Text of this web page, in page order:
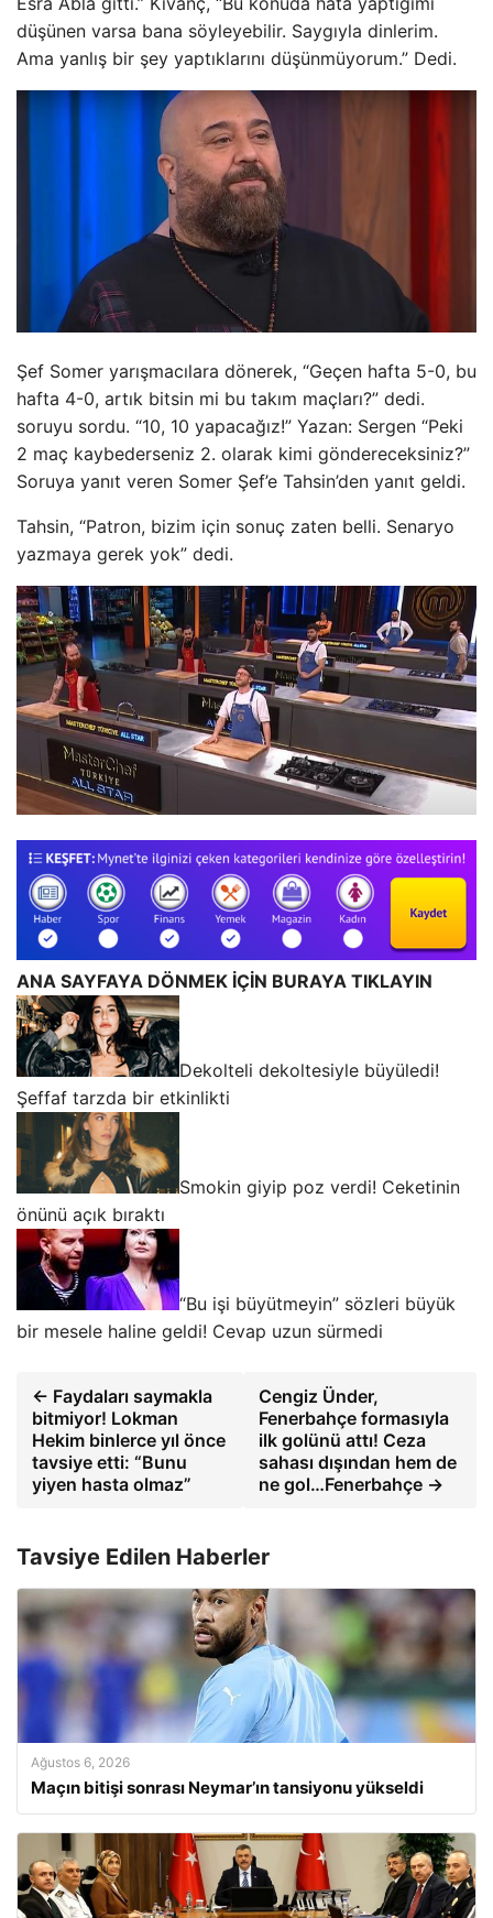
düşünen varsa bana söyleyebilir. Saygıyla dinlerim.
Ama yanlış bir şey yaptıklarını düşünmüyorum.” Dedi.
Şef Somer yarışmacılara dönerek, “Geçen hafta 5-0, bu
hafta 4-0, artık bitsin mi bu takım maçları?” dedi.
soruyu sordu. “10, 10 yapacağız!” Yazan: Sergen “Peki
2 maç kaybederseniz 2. olarak kimi göndereceksiniz?”
Soruya yanıt veren Somer Şef’e Tahsin’den yanıt geldi.
Tahsin, “Patron, bizim için sonuç zaten belli. Senaryo
yazmaya gerek yok” dedi.
ANA SAYFAYA DÖNMEK İÇİN BURAYA TIKLAYIN
Dekolteli dekoltesiyle büyüledi!
Şeffaf tarzda bir etkinlikti
Smokin giyip poz verdi! Ceketinin
önünü açık bıraktı
“Bu işi büyütmeyin” sözleri büyük
bir mesele haline geldi! Cevap uzun sürmedi
← Faydaları saymakla
bitmiyor! Lokman
Hekim binlerce yıl önce
tavsiye etti: “Bunu
yiyen hasta olmaz”
Cengiz Ünder,
Fenerbahçe formasıyla
ilk golünü attı! Ceza
sahası dışından hem de
ne gol…Fenerbahçe →
Tavsiye Edilen Haberler
Ağustos 6, 2026
Maçın bitişi sonrası Neymar’ın tansiyonu yükseldi